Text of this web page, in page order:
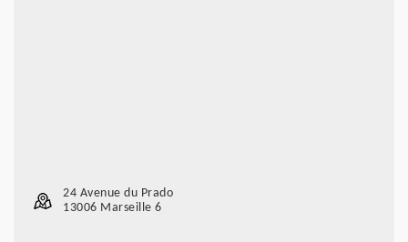
24 Avenue du Prado
13006 Marseille 6